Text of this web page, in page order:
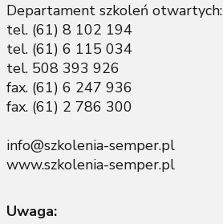
Departament szkoleń otwartych:
tel. (61) 8 102 194
tel. (61) 6 115 034
tel. 508 393 926
fax. (61) 6 247 936
fax. (61) 2 786 300
info@szkolenia-semper.pl
www.szkolenia-semper.pl
Uwaga: